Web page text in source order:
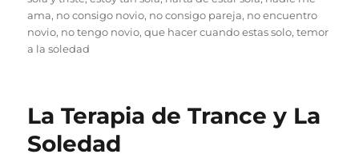
ama, no consigo novio, no consigo pareja, no encuentro
novio, no tengo novio,que hacer cuando estas solo,temor
a la soledad
La Terapia de Trance y La
Soledad